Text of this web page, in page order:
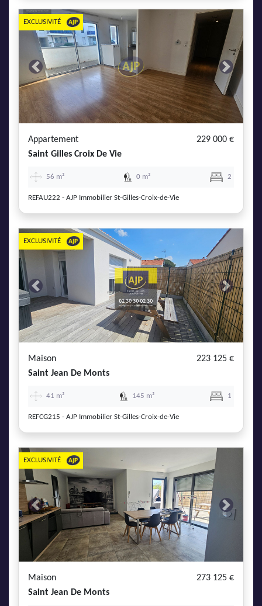
Previous Next
EXCLUSIVITÉ
Appartement
229 000 €
Saint Gilles Croix De Vie
56 m² 0 m² 2
REFAU222 - AJP Immobilier St-Gilles-Croix-de-Vie
Previous Next
EXCLUSIVITÉ
Maison
223 125 €
Saint Jean De Monts
41 m² 145 m² 1
REFCG215 - AJP Immobilier St-Gilles-Croix-de-Vie
Previous Next
EXCLUSIVITÉ
Maison
273 125 €
Saint Jean De Monts